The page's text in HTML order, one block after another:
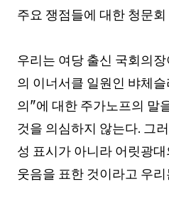
주요 쟁점들에 대한 청문
우리는 여당 출신 국회의
의 이너서클 일원인 뱌체
의"에 대한 주가노프의 말
것을 의심하지 않는다. 그
성 표시가 아니라 어릿광
웃음을 표한 것이라고 우